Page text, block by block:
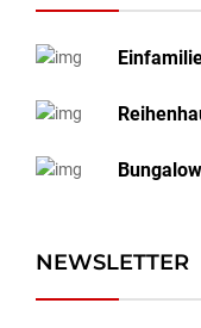
NEWSLETTER